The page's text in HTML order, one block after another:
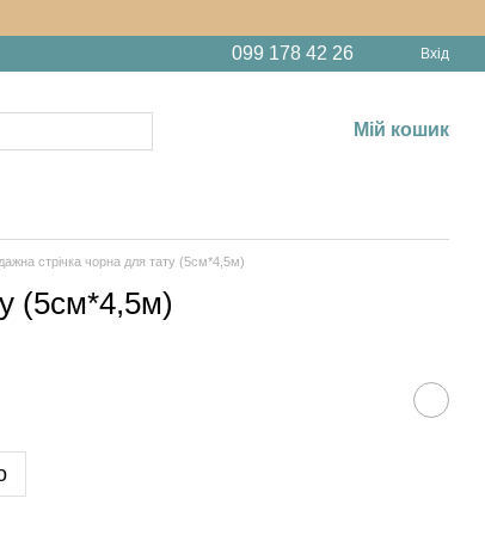
099 178 42 26 Вхід
Мій кошик
стрічка чорна для тату (5см*4,5м)
(5см*4,5м)